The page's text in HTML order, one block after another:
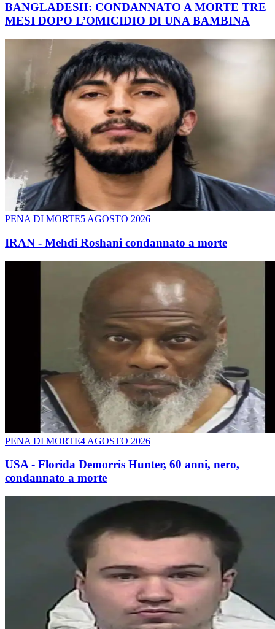
BANGLADESH: CONDANNATO A MORTE TRE
MESI DOPO L’OMICIDIO DI UNA BAMBINA
PENA DI MORTE5 AGOSTO 2026
IRAN - Mehdi Roshani condannato a morte
PENA DI MORTE4 AGOSTO 2026
USA - Florida Demorris Hunter, 60 anni, nero,
condannato a morte